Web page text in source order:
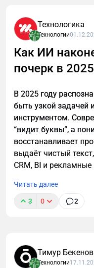
Технологика
Технологии
Как ИИ
почерк в
В 2025 году
быть узкой задачей
инструментом.
“видит буквы”, а
восстанавливает
выдаёт чистый
CRM, BI и
Читать далее
3 0 2
Тимур Бекенов
Технологии